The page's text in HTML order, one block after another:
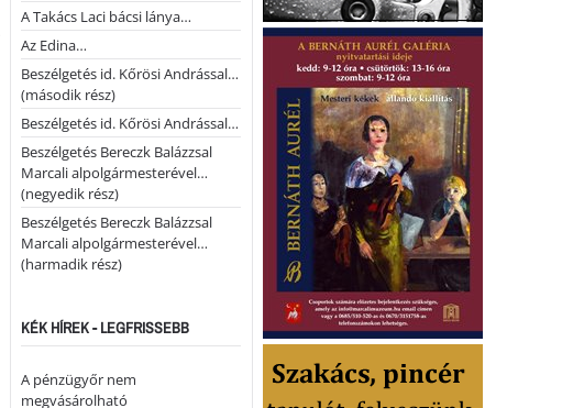
A Takács Laci bácsi lánya…
Az Edina…
Beszélgetés id. Kőrösi Andrással…
(második rész)
Beszélgetés id. Kőrösi Andrással…
Beszélgetés Bereczk Balázzsal
Marcali alpolgármesterével…
(negyedik rész)
Beszélgetés Bereczk Balázzsal
Marcali alpolgármesterével…
(harmadik rész)
KÉK HÍREK - LEGFRISSEBB
A pénzügyőr nem
megvásárolható